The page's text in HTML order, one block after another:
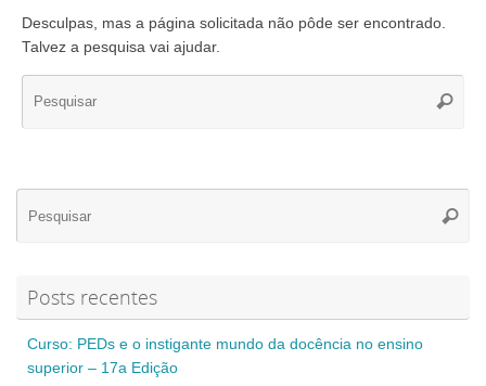
Desculpas, mas a página solicitada não pôde ser encontrado.
Talvez a pesquisa vai ajudar.
Posts recentes
Curso: PEDs e o instigante mundo da docência no ensino
superior – 17a Edição